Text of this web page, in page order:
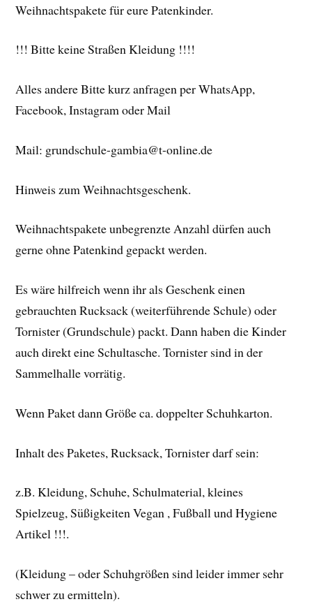
Weihnachtspakete für eure Patenkinder.
!!! Bitte keine Straßen Kleidung !!!!
Alles andere Bitte kurz anfragen per WhatsApp,
Facebook, Instagram oder Mail
Mail: grundschule-gambia@t-online.de
Hinweis zum Weihnachtsgeschenk.
Weihnachtspakete unbegrenzte Anzahl dürfen auch
gerne ohne Patenkind gepackt werden.
Es wäre hilfreich wenn ihr als Geschenk einen
gebrauchten Rucksack (weiterführende Schule) oder
Tornister (Grundschule) packt. Dann haben die Kinder
auch direkt eine Schultasche. Tornister sind in der
Sammelhalle vorrätig.
Wenn Paket dann Größe ca. doppelter Schuhkarton.
Inhalt des Paketes, Rucksack, Tornister darf sein:
z.B. Kleidung, Schuhe, Schulmaterial, kleines
Spielzeug, Süßigkeiten Vegan , Fußball und Hygiene
Artikel !!!.
(Kleidung – oder Schuhgrößen sind leider immer sehr
schwer zu ermitteln).